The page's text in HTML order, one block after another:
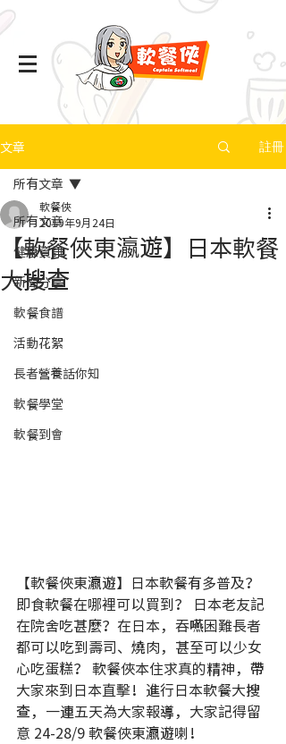
文章 註冊
所有文章
健康資訊
新聞分享
軟餐食譜
活動花絮
長者營養話你知
軟餐學堂
軟餐到會
所有文章
【軟餐俠東瀛遊】日本軟餐
大搜查
軟餐俠
2019年9月24日
【軟餐俠東瀛遊】日本軟餐有多普及？
即食軟餐在哪裡可以買到？ 日本老友記
在院舍吃甚麼？在日本，吞嚥困難長者
都可以吃到壽司、燒肉，甚至可以少女
心吃蛋糕？ 軟餐俠本住求真的精神，帶
大家來到日本直擊！進行日本軟餐大搜
查，一連五天為大家報導，大家記得留
意 24-28/9 軟餐俠東瀛遊喇！